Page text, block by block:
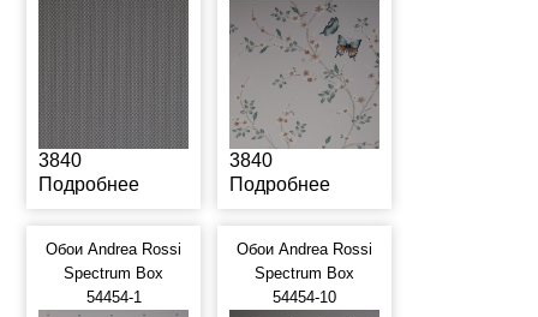
3840
Подробнее
3840
Подробнее
Обои Andrea Rossi
Spectrum Box
54454-1
Обои Andrea Rossi
Spectrum Box
54454-10